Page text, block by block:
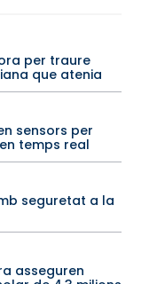
per traure
que atenia
sensors per
temps real
seguretat a la
asseguren